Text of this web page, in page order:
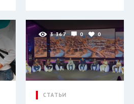
3 367 0 0
СТАТЬИ